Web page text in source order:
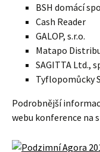
BSH domácí
Cash Reader
GALOP, s.r.o.
Matapo
SAGITTA Ltd.,
Tyflopomůcky
Podrobnější
webu konference na